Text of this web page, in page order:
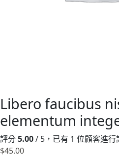
Libero faucibus
elementum
評分5.00/ 5，已有 1 位顧客進行
$45.00